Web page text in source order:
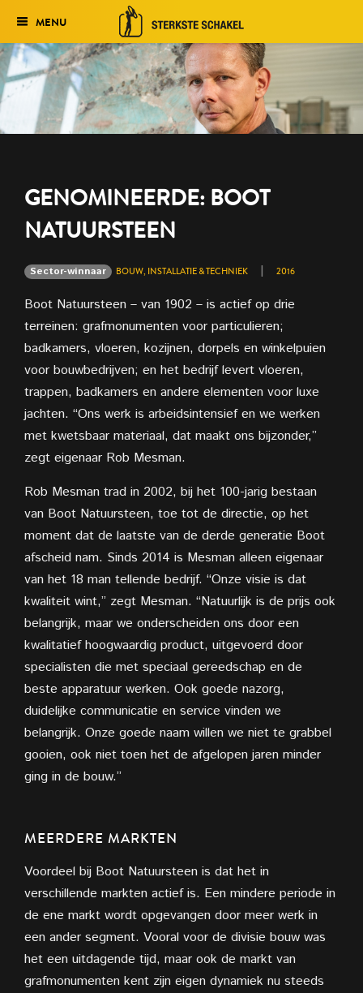
Verkiezing
Het traject
Uitslag 2026
MENU
GENOMINEERDE: BOOT
NATUURSTEEN
Sector-winnaar BOUW, INSTALLATIE & TECHNIEK | 2016
Boot Natuursteen – van 1902 – is actief op drie
terreinen: grafmonumenten voor particulieren;
badkamers, vloeren, kozijnen, dorpels en winkelpuien
voor bouwbedrijven; en het bedrijf levert vloeren,
trappen, badkamers en andere elementen voor luxe
jachten. “Ons werk is arbeidsintensief en we werken
met kwetsbaar materiaal, dat maakt ons bijzonder,”
zegt eigenaar Rob Mesman.
Rob Mesman trad in 2002, bij het 100-jarig bestaan
van Boot Natuursteen, toe tot de directie, op het
moment dat de laatste van de derde generatie Boot
afscheid nam. Sinds 2014 is Mesman alleen eigenaar
van het 18 man tellende bedrijf. “Onze visie is dat
kwaliteit wint,” zegt Mesman. “Natuurlijk is de prijs ook
belangrijk, maar we onderscheiden ons door een
kwalitatief hoogwaardig product, uitgevoerd door
specialisten die met speciaal gereedschap en de
beste apparatuur werken. Ook goede nazorg,
duidelijke communicatie en service vinden we
belangrijk. Onze goede naam willen we niet te grabbel
gooien, ook niet toen het de afgelopen jaren minder
ging in de bouw.”
MEERDERE MARKTEN
Voordeel bij Boot Natuursteen is dat het in
verschillende markten actief is. Een mindere periode in
de ene markt wordt opgevangen door meer werk in
een ander segment. Vooral voor de divisie bouw was
het een uitdagende tijd, maar ook de markt van
grafmonumenten kent zijn eigen dynamiek nu steeds